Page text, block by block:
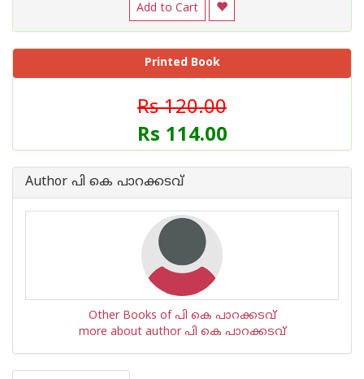
Add to Cart
Printed Book
Rs 120.00
Rs 114.00
Author പി കെ പാറക്കടവ്
Other Books of പി കെ പാറക്കടവ്
more about author പി കെ പാറക്കടവ്